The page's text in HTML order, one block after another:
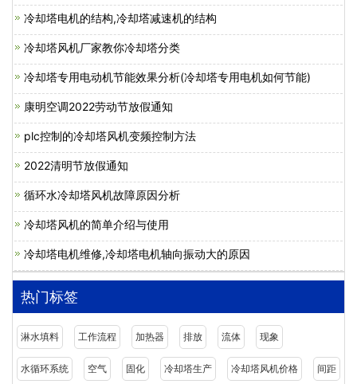
冷却塔电机的结构,冷却塔减速机的结构
冷却塔风机厂家教你冷却塔分类
冷却塔专用电动机节能效果分析(冷却塔专用电机如何节能)
康明空调2022劳动节放假通知
plc控制的冷却塔风机变频控制方法
2022清明节放假通知
循环水冷却塔风机故障原因分析
冷却塔风机的简单介绍与使用
冷却塔电机维修,冷却塔电机轴向振动大的原因
热门标签
淋水填料 工作流程 加热器 排放 流体 现象
水循环系统 空气 固化 冷却塔生产 冷却塔风机价格 间距